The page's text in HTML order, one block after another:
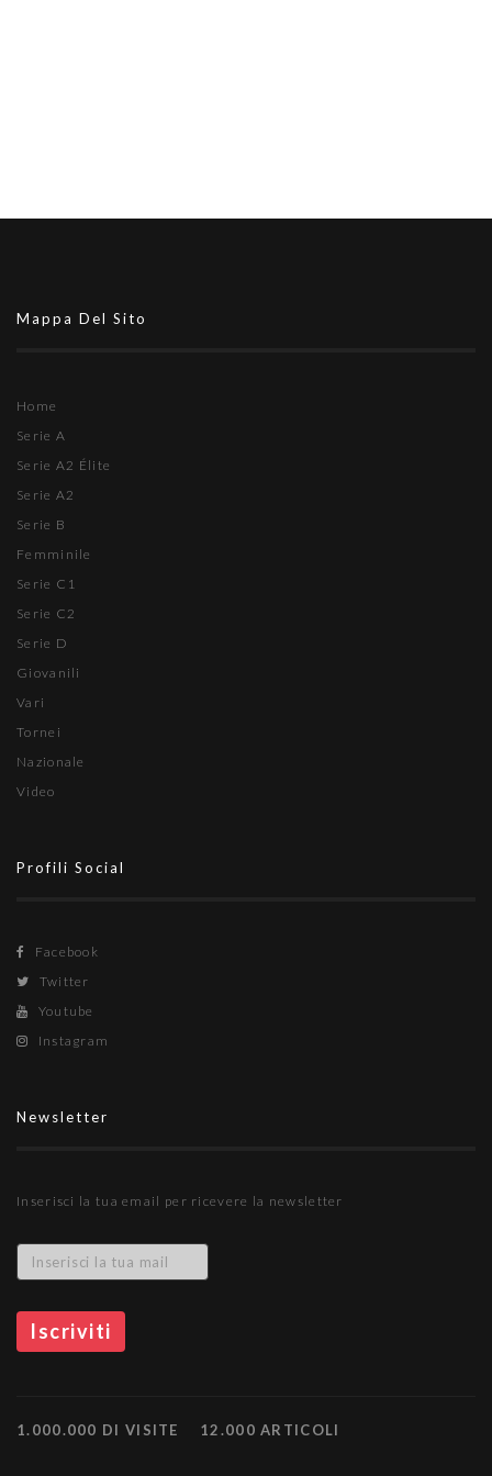
Mappa Del Sito
Home
Serie A
Serie A2 Élite
Serie A2
Serie B
Femminile
Serie C1
Serie C2
Serie D
Giovanili
Vari
Tornei
Nazionale
Video
Profili Social
Facebook
Twitter
Youtube
Instagram
Newsletter
Inserisci la tua email per ricevere la newsletter
1.000.000 DI VISITE 12.000 ARTICOLI